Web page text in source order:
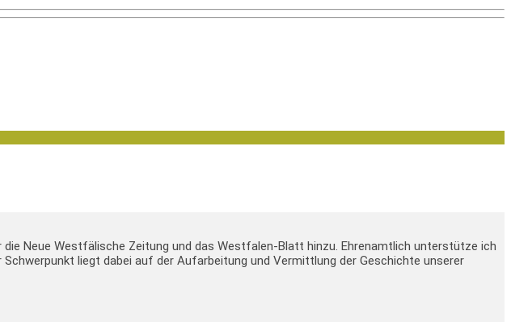
Neue Westfälische Zeitung und das Westfalen-Blatt hinzu. Ehrenamtlich unterstütze ich
liegt dabei auf der Aufarbeitung und Vermittlung der Geschichte unserer